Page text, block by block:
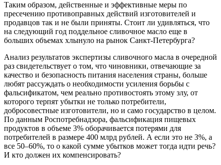
Таким образом, действенные и эффективные меры по
пресечению противоправных действий изготовителей и
продавцов так и не были приняты. Стоит ли удивляться, что
на следующий год поддельное сливочное масло еще в
больших объемах хлынуло на рынок Санкт-Петербурга?
Анализ результатов экспертизы сливочного масла в очередной
раз свидетельствует о том, что чиновники, отвечающие за
качество и безопасность питания населения страны, больше
любят рассуждать о необходимости усиления борьбы с
фальсификатом, чем реально противостоять этому злу, от
которого терпят убытки не только потребители,
добросовестные изготовители, но и само государство в целом.
По данным Роспотребнадзора, фальсификация пищевых
продуктов в объеме 3% оборачивается потерями для
потребителей в размере 400 млрд рублей. А если это не 3%, а
все 50–60%, то о какой сумме убытков может тогда идти речь?
И кто должен их компенсировать?